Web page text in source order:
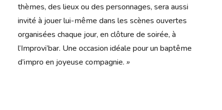
thèmes, des lieux ou des personnages, sera aussi
invité à jouer lui-même dans les scènes ouvertes
organisées chaque jour, en clôture de soirée, à
l’Improvi’bar. Une occasion idéale pour un baptême
d’impro en joyeuse compagnie. »